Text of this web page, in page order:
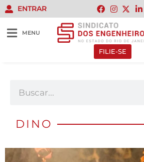
ENTRAR
MENU
FILIE-SE
DINO